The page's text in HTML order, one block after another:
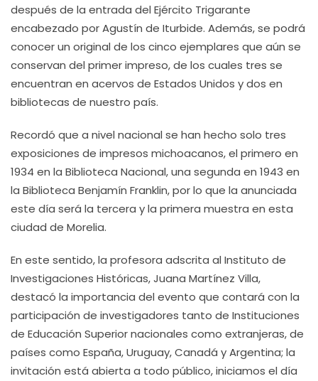
después de la entrada del Ejército Trigarante
encabezado por Agustín de Iturbide. Además, se podrá
conocer un original de los cinco ejemplares que aún se
conservan del primer impreso, de los cuales tres se
encuentran en acervos de Estados Unidos y dos en
bibliotecas de nuestro país.
Recordó que a nivel nacional se han hecho solo tres
exposiciones de impresos michoacanos, el primero en
1934 en la Biblioteca Nacional, una segunda en 1943 en
la Biblioteca Benjamín Franklin, por lo que la anunciada
este día será la tercera y la primera muestra en esta
ciudad de Morelia.
En este sentido, la profesora adscrita al Instituto de
Investigaciones Históricas, Juana Martínez Villa,
destacó la importancia del evento que contará con la
participación de investigadores tanto de Instituciones
de Educación Superior nacionales como extranjeras, de
países como España, Uruguay, Canadá y Argentina; la
invitación está abierta a todo público, iniciamos el día